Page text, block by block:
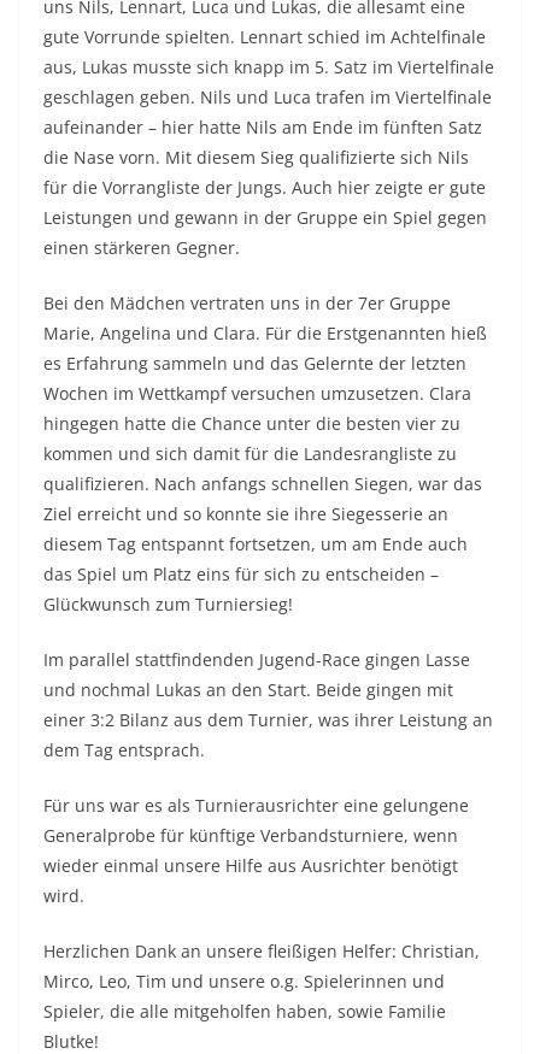
uns Nils, Lennart, Luca und Lukas, die allesamt eine
gute Vorrunde spielten. Lennart schied im Achtelfinale
aus, Lukas musste sich knapp im 5. Satz im Viertelfinale
geschlagen geben. Nils und Luca trafen im Viertelfinale
aufeinander – hier hatte Nils am Ende im fünften Satz
die Nase vorn. Mit diesem Sieg qualifizierte sich Nils
für die Vorrangliste der Jungs. Auch hier zeigte er gute
Leistungen und gewann in der Gruppe ein Spiel gegen
einen stärkeren Gegner.
Bei den Mädchen vertraten uns in der 7er Gruppe
Marie, Angelina und Clara. Für die Erstgenannten hieß
es Erfahrung sammeln und das Gelernte der letzten
Wochen im Wettkampf versuchen umzusetzen. Clara
hingegen hatte die Chance unter die besten vier zu
kommen und sich damit für die Landesrangliste zu
qualifizieren. Nach anfangs schnellen Siegen, war das
Ziel erreicht und so konnte sie ihre Siegesserie an
diesem Tag entspannt fortsetzen, um am Ende auch
das Spiel um Platz eins für sich zu entscheiden –
Glückwunsch zum Turniersieg!
Im parallel stattfindenden Jugend-Race gingen Lasse
und nochmal Lukas an den Start. Beide gingen mit
einer 3:2 Bilanz aus dem Turnier, was ihrer Leistung an
dem Tag entsprach.
Für uns war es als Turnierausrichter eine gelungene
Generalprobe für künftige Verbandsturniere, wenn
wieder einmal unsere Hilfe aus Ausrichter benötigt
wird.
Herzlichen Dank an unsere fleißigen Helfer: Christian,
Mirco, Leo, Tim und unsere o.g. Spielerinnen und
Spieler, die alle mitgeholfen haben, sowie Familie
Blutke!